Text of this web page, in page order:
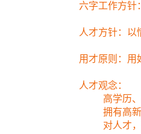
六字工作方针
人才方针：
用才原则：用
人才观念：
高学历
拥有高
对人才